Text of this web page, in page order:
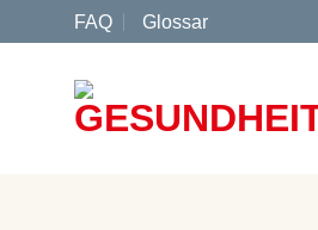
Inhalt
springen
FAQ Glossar